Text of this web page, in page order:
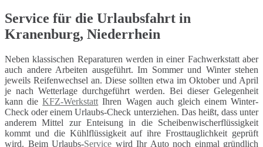
Service für die Urlaubsfahrt in
Kranenburg, Niederrhein
Neben klassischen Reparaturen werden in einer Fachwerkstatt aber
auch andere Arbeiten ausgeführt. Im Sommer und Winter stehen
jeweils Reifenwechsel an. Diese sollten etwa im Oktober und April
je nach Wetterlage durchgeführt werden. Bei dieser Gelegenheit
kann dieKFZ-Werkstatt Ihren Wagen auch gleich einem Winter-
Check oder einem Urlaubs-Check unterziehen. Das heißt, dass unter
anderem Mittel zur Enteisung in die Scheibenwischerflüssigkeit
kommt und die Kühlflüssigkeit auf ihre Frosttauglichkeit geprüft
wird. Beim Urlaubs-Service wird Ihr Auto noch einmal gründlich